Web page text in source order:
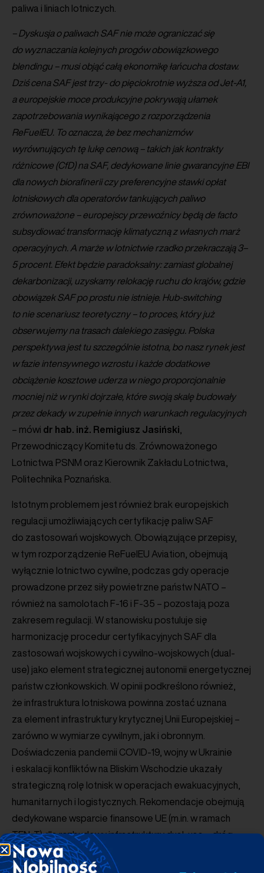
paliwa i liniach lotniczych.
– Dyskusja o paliwach SAF nie może ograniczać się
do wyznaczania kolejnych progów obowiązkowego
blendingu – musi objąć całą ekonomikę łańcucha dostaw.
Dziś cena SAF jest trzy- do pięciokrotnie wyższa od Jet-A1,
a europejskie moce produkcyjne pokrywają ułamek
zapotrzebowania wynikającego z rozporządzenia
ReFuelEU. To oznacza, że bez mechanizmów
wyrównujących tę lukę cenową – takich jak kontrakty
różnicowe (CfD) na SAF, dedykowane linie gwarancyjne EBI
dla nowych biorafinerii czy preferencyjne stawki opłat
lotniskowych dla operatorów tankujących paliwo
zrównoważone – europejscy przewoźnicy będą de facto
subsydiować transformację klimatyczną z własnych marż
operacyjnych. A marże w lotnictwie rzadko przekraczają 3–
5 procent. Efekt będzie paradoksalny: zamiast globalnej
dekarbonizacji, uzyskamy relokację ruchu do krajów, gdzie
obowiązek SAF po prostu nie istnieje. Hub-switching
to nie scenariusz teoretyczny – to proces, który już
obserwujemy na trasach dalekiego zasięgu. Polska
perspektywa jest tu szczególnie istotna, bo nasz rynek jest
w fazie intensywnego wzrostu i każde dodatkowe
obciążenie kosztowe uderza w niego proporcjonalnie
mocniej niż w rynki dojrzałe, które swoją skalę budowały
przez dekady w zupełnie innych warunkach regulacyjnych
– mówi dr hab. inż. Remigiusz Jasiński
Przewodniczący Komitetu ds. Zrównoważonego
Lotnictwa PSNM oraz Kierownik Zakładu Lotnictwa,
Politechnika Poznańska.
Istotnym problemem jest również brak europejskich
regulacji umożliwiających certyfikację paliw SAF
do zastosowań wojskowych. Obowiązujące przepisy,
w tym rozporządzenie ReFuelEU Aviation, obejmują
wyłącznie lotnictwo cywilne, podczas gdy operacje
prowadzone przez siły powietrzne państw NATO –
również na samolotach F-16 i F-35 – pozostają poza
zakresem regulacji. W stanowisku postuluje się
harmonizację procedur certyfikacyjnych SAF dla
zastosowań wojskowych i cywilno-wojskowych (dual-
use) jako element strategicznej autonomii energetycznej
państw członkowskich. W opinii podkreślono również,
że infrastruktura lotniskowa powinna zostać uznana
za element infrastruktury krytycznej Unii Europejskiej –
zarówno w wymiarze cywilnym, jak i obronnym.
Doświadczenia pandemii COVID-19, wojny w Ukrainie
i eskalacji konfliktów na Bliskim Wschodzie ukazały
strategiczną rolę lotnisk w operacjach ewakuacyjnych,
humanitarnych i logistycznych. Rekomendacje obejmują
dedykowane wsparcie finansowe UE (m.in. w ramach
TEN-T) dla rozbudowy infrastruktury dual-use – dróg
startowych, dróg kołowania i płyt postojowych –
wdrożenie systemów nawigacyjnych odpornych